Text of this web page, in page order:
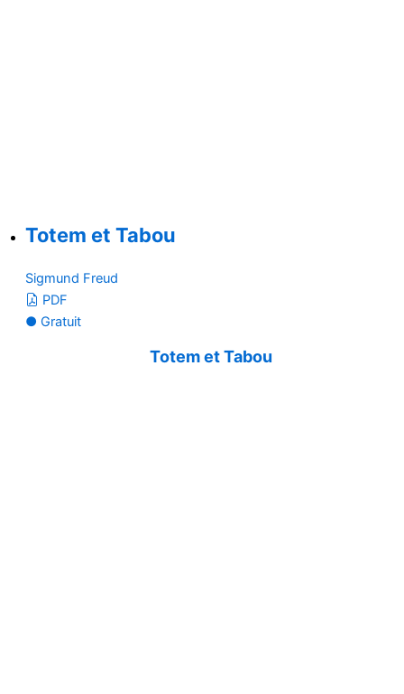
Totem et Tabou
Sigmund Freud
PDF
● Gratuit
Totem et Tabou